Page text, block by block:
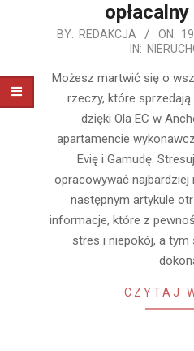
2019-
19
BY: REDAKCJA ON:
IN:
Możesz martwić się o
rzeczy, które
dzięki Ola EC w
apartamencie
Evię i Gamudę.
opracowywać najbardziej
następnym artykule
informacje, które z
stres i niepokój, a
CZYTAJ